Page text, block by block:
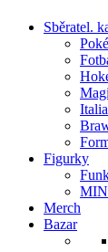
Sběratel.
Figurky
Merch
Bazar